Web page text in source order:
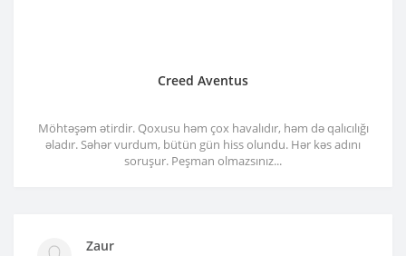
Creed Aventus
Möhtəşəm ətirdir. Qoxusu həm çox havalıdır, həm də qalıcılığı
əladır. Səhər vurdum, bütün gün hiss olundu. Hər kəs adını
soruşur. Peşman olmazsınız...
Zaur